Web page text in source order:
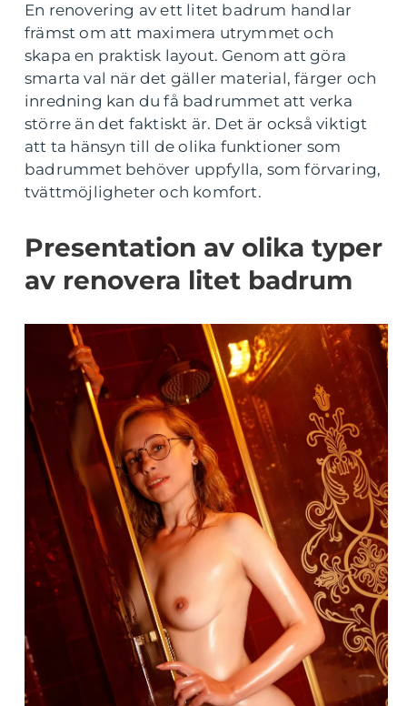
En renovering av ett litet badrum handlar
främst om att maximera utrymmet och
skapa en praktisk layout. Genom att göra
smarta val när det gäller material, färger och
inredning kan du få badrummet att verka
större än det faktiskt är. Det är också viktigt
att ta hänsyn till de olika funktioner som
badrummet behöver uppfylla, som förvaring,
tvättmöjligheter och komfort.
Presentation av olika typer
av renovera litet badrum